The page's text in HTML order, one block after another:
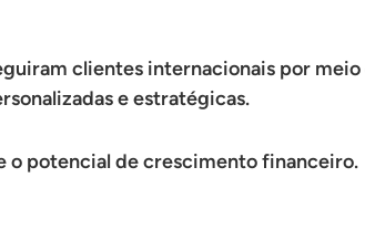
clientes internacionais por meio
e estratégicas.
o potencial de crescimento financeiro.